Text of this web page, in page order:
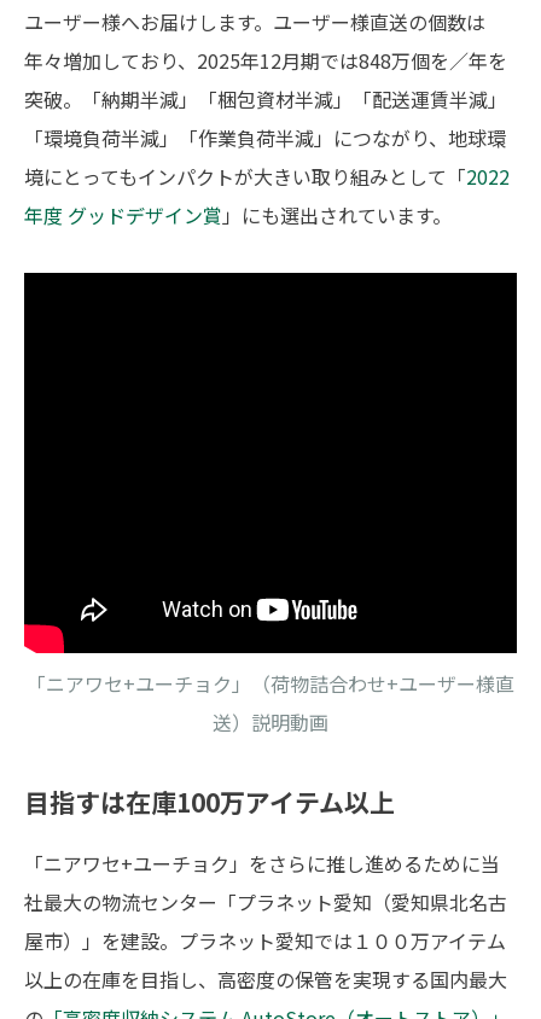
ユーザー様へお届けします。ユーザー様直送の個数は
年々増加しており、2025年12月期では848万個を／年を
突破。「納期半減」「梱包資材半減」「配送運賃半減」
「環境負荷半減」「作業負荷半減」につながり、地球環
境にとってもインパクトが大きい取り組みとして「2022
年度 グッドデザイン賞 」 にも選出されています。
「ニアワセ+ユーチョク」（荷物詰合わせ+ユーザー様直
送）説明動画
目指すは在庫100万アイテム以上
「ニアワセ+ユーチョク」をさらに推し進めるために当
社最大の物流センター「プラネット愛知（愛知県北名古
屋市）」を建設。プラネット愛知では１００万アイテム
以上の在庫を目指し、高密度の保管を実現する国内最大